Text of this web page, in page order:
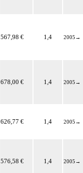
567,98 € 1,4 2005 →
678,00 € 1,4 2005 →
626,77 € 1,4 2005 →
576,58 € 1,4 2005 →